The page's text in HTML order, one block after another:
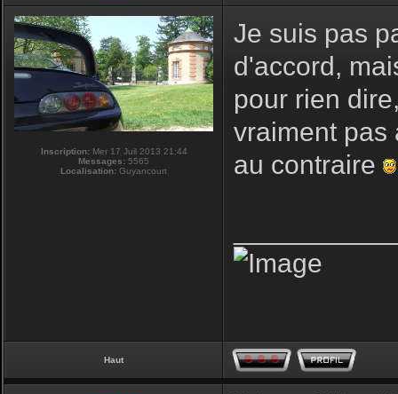
Inscription:Mer 17 Juil 2013 21:44
Messages: 5565
Localisation: Guyancourt
Je suis pas
d'accord,
pour rien
vraiment pas
au contraire
Haut